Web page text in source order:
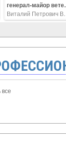
генерал-майор ветеринарной
все